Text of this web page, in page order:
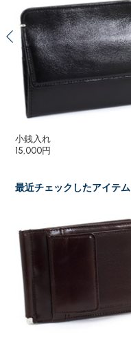
小銭入れ
15,000円
最近チェックしたアイテム